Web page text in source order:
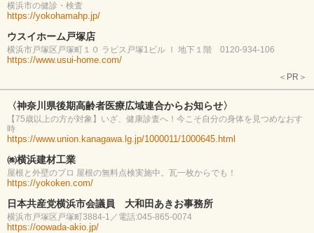
横浜市の健診・検査
https://yokohamahp.jp/
ウスイホーム戸塚店
横浜市戸塚区戸塚町１０ ラピス戸塚1ビル Ⅰ 地下１階 0120-934-106
https://www.usui-home.com/
＜PR＞
〈神奈川県後期高齢者医療広域連合からお知らせ〉
【75歳以上の方が対象】いざ、健康診査へ！今こそ自分の身体を見つめなおす
時
https://www.union.kanagawa.lg.jp/1000011/1000645.html
㈱横浜建材工業
屋根と外壁のプロ 屋根の無料点検実施中。瓦一枚からでも！
https://yokoken.com/
日本共産党横浜市会議員 大和田あきお事務所
横浜市戸塚区戸塚町3884-1／電話:045-865-0074
https://oowada-akio.jp/